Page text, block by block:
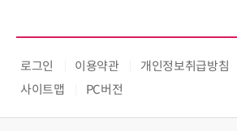
로그인 이용약관 개인정보취급방침
사이트맵
PC버전